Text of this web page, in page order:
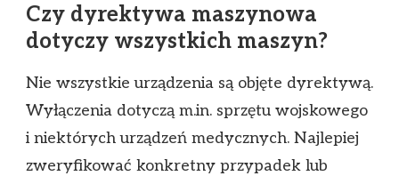
Czy dyrektywa maszynowa
dotyczy wszystkich maszyn?
Nie wszystkie urządzenia są objęte dyrektywą.
Wyłączenia dotyczą m.in. sprzętu wojskowego
i niektórych urządzeń medycznych. Najlepiej
zweryfikować konkretny przypadek lub